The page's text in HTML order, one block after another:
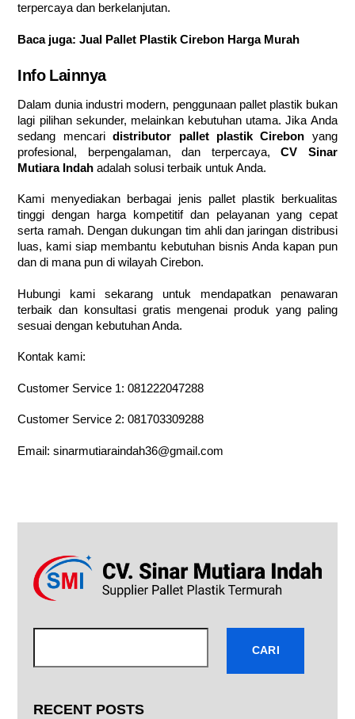
terpercaya dan berkelanjutan.
Baca juga:Jual Pallet Plastik Cirebon Harga Murah
Info Lainnya
Dalam dunia industri modern, penggunaan pallet plastik bukan
lagi pilihan sekunder, melainkan kebutuhan utama. Jika Anda
sedang mencaridistributor pallet plastik Cirebon yang
profesional, berpengalaman, dan terpercaya,CV Sinar
Mutiara Indah adalah solusi terbaik untuk Anda.
Kami menyediakan berbagai jenis pallet plastik berkualitas
tinggi dengan harga kompetitif dan pelayanan yang cepat
serta ramah. Dengan dukungan tim ahli dan jaringan distribusi
luas, kami siap membantu kebutuhan bisnis Anda kapan pun
dan di mana pun di wilayah Cirebon.
Hubungi kami sekarang untuk mendapatkan penawaran
terbaik dan konsultasi gratis mengenai produk yang paling
sesuai dengan kebutuhan Anda.
Kontak kami:
Customer Service 1:081222047288
Customer Service 2:081703309288
Email:sinarmutiaraindah36@gmail.com
CARI
RECENT POSTS